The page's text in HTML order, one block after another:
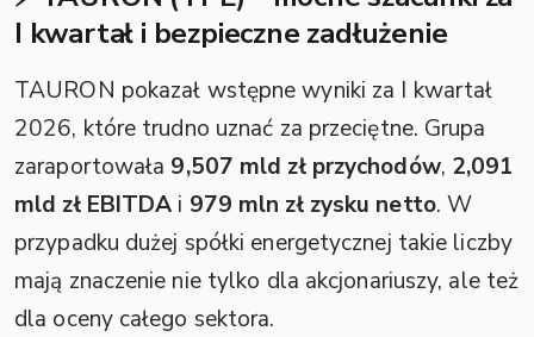
I kwartał i bezpieczne zadłużenie
TAURON pokazał wstępne wyniki za I kwartał
2026, które trudno uznać za przeciętne. Grupa
zaraportowała 9,507 mld zł przychodów, 2,091
mld zł EBITDA i 979 mln zł zysku netto. W
przypadku dużej spółki energetycznej takie liczby
mają znaczenie nie tylko dla akcjonariuszy, ale też
dla oceny całego sektora.